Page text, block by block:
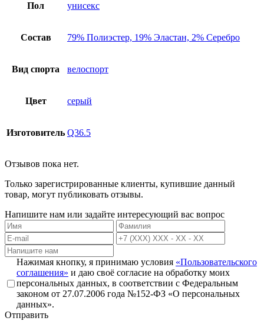
Пол унисекс
Состав 79% Полиэстер, 19% Эластан, 2% Серебро
Вид спорта велоспорт
Цвет серый
Изготовитель Q36.5
Отзывов пока нет.
Только зарегистрированные клиенты, купившие данный
товар, могут публиковать отзывы.
Напишите нам или задайте интересующий вас вопрос
Нажимая кнопку, я принимаю условия «Пользовательского
соглашения» и даю своё согласие на обработку моих
персональных данных, в соответствии с Федеральным
законом от 27.07.2006 года №152-ФЗ «О персональных
данных».
Отправить